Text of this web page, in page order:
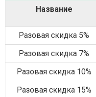
Название
Разовая скидка 5%
Разовая скидка 7%
Разовая скидка 10%
Разовая скидка 15%